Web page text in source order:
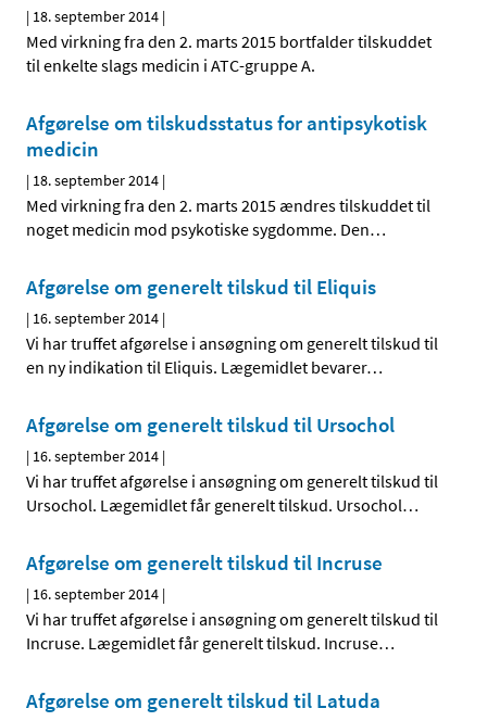
| 18. september 2014 |
Med virkning fra den 2. marts 2015 bortfalder tilskuddet
til enkelte slags medicin i ATC-gruppe A.
Afgørelse om tilskudsstatus for antipsykotisk
medicin
| 18. september 2014 |
Med virkning fra den 2. marts 2015 ændres tilskuddet til
noget medicin mod psykotiske sygdomme. Den…
Afgørelse om generelt tilskud til Eliquis
| 16. september 2014 |
Vi har truffet afgørelse i ansøgning om generelt tilskud til
en ny indikation til Eliquis. Lægemidlet bevarer…
Afgørelse om generelt tilskud til Ursochol
| 16. september 2014 |
Vi har truffet afgørelse i ansøgning om generelt tilskud til
Ursochol. Lægemidlet får generelt tilskud. Ursochol…
Afgørelse om generelt tilskud til Incruse
| 16. september 2014 |
Vi har truffet afgørelse i ansøgning om generelt tilskud til
Incruse. Lægemidlet får generelt tilskud. Incruse…
Afgørelse om generelt tilskud til Latuda